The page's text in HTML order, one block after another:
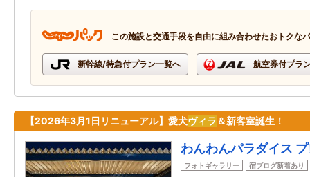
この施設と交通手段を自由に組み合わせたおトクな
新幹線/特急付プラン一覧へ 航空券付プラ
【2026年3月1日リニューアル】愛犬ヴィラ ＆新客室誕生！
わんわんパラダイス
フォトギャラリー 宿ブログ新着あり